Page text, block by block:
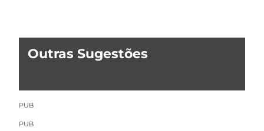
Outras Sugestões
PUB
PUB